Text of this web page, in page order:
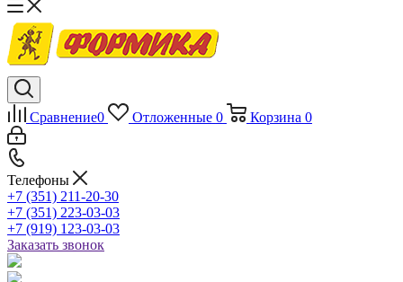
Сравнение0 Отложенные 0 Корзина 0
Телефоны
+7 (351) 211-20-30
+7 (351) 223-03-03
+7 (919) 123-03-03
Заказать звонок